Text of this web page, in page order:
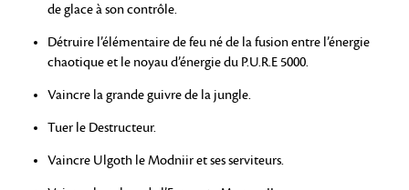
de glace à son contrôle.
Détruire l’élémentaire de feu né de la fusion entre l’énergie
chaotique et le noyau d’énergie du P.U.R.E 5000.
Vaincre la grande guivre de la jungle.
Tuer le Destructeur.
Vaincre Ulgoth le Modniir et ses serviteurs.